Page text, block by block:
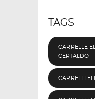
TAGS
CARRELLE
CERTALDO
CARRELLI